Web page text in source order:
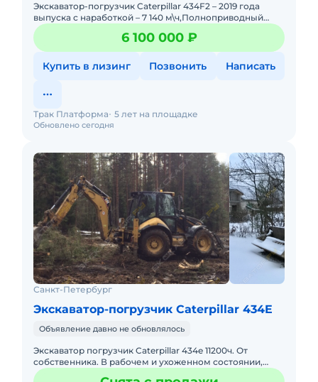
Экскаватор-погрузчик Caterpillar 434F2 – 2019 года
выпуска с наработкой – 7 140 м\ч,Полноприводный
экскаватор-погрузчик с 4 равновеликими колесами,
6 100 000 ₽
Купить в лизинг Позвонить Написать
Обновлено сегодня
Трак Платформа 5 лет на площадке
Санкт-Петербург
Экскаватор-погрузчик Caterpillar 434E
Объявление давно не обновлялось
Экскаватор погрузчик Caterpillar 434e 11200ч. От
собственника. В рабочем и ухоженном состоянии,
сделали ТО. В комплекте узкий 30см и широкий 80см